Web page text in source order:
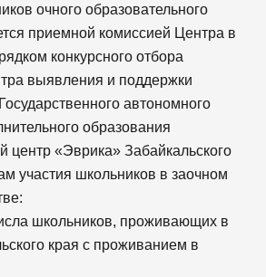
очного образовательного
приемной комиссией Центра в
конкурсного отбора
выявления и поддержки
автономного
образования
центр «Эврика» Забайкальского
участия школьников в заочном
школьников, проживающих в
края с проживанием в